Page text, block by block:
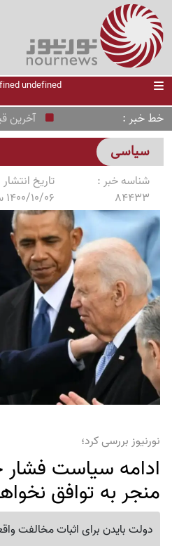
خط خبر آخرین قیمت محصولات
سیاسی
شناسه خبر :
84433
تاریخ
1400/10/06 ساعت 19:15
نورنیوز بررسی کرد؛
ادامه سیاست فشار
منجر به توافق
دولت بایدن برای اثبات مخالفت